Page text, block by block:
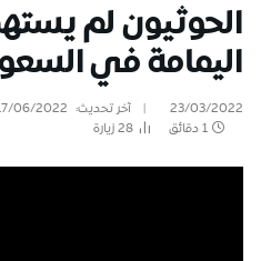
الحوثيون لم
اليمامة في
23/03/2022 آخر تحديث: 06/2022
1 دقائق
28زيارة